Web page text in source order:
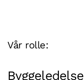
Vår rolle:
Byggeledelse